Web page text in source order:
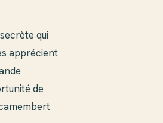
qui
apprécient
de